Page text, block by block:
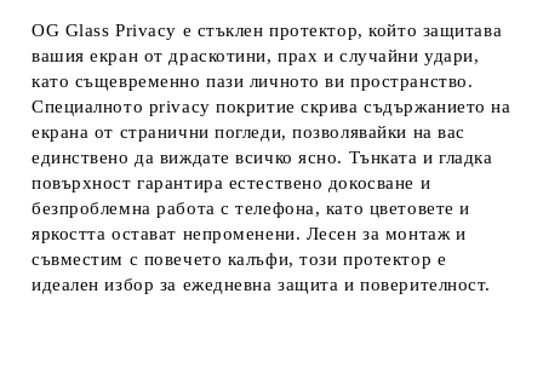
OG Glass Privacy е стъклен протектор, който защитава
вашия екран от драскотини, прах и случайни удари,
като същевременно пази личното ви пространство.
Специалното privacy покритие скрива съдържанието на
екрана от странични погледи, позволявайки на вас
единствено да виждате всичко ясно. Тънката и гладка
повърхност гарантира естествено докосване и
безпроблемна работа с телефона, като цветовете и
яркостта остават непроменени. Лесен за монтаж и
съвместим с повечето калъфи, този протектор е
идеален избор за ежедневна защита и поверителност.